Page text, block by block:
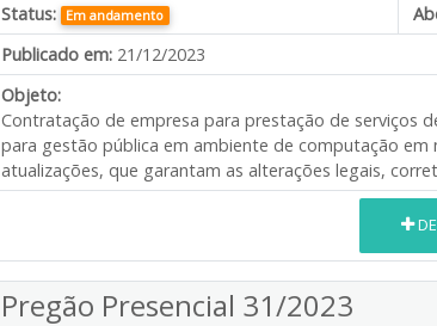
Status: Em andamento
Publicado em: 21/12/2023
Objeto:
Contratação de empresa para prestação de serviços
para gestão pública em ambiente de computação
atualizações, que garantam as alterações legais,
Pregão Presencial 31/2023